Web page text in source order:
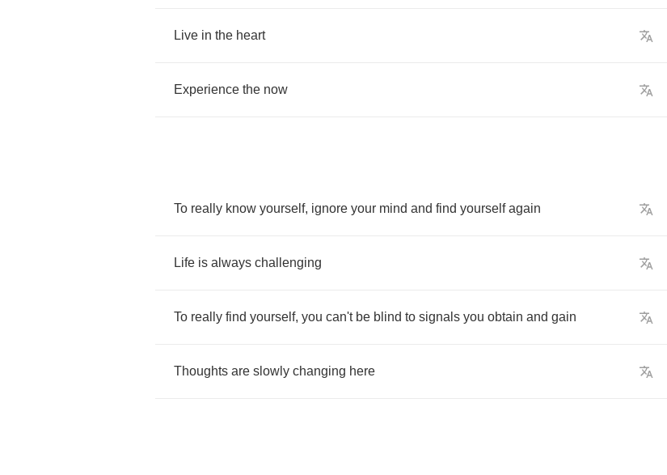
Live in the heart
Experience the now
To really know yourself, ignore your mind and find yourself again
Life is always challenging
To really find yourself, you can't be blind to signals you obtain and gain
Thoughts are slowly changing here